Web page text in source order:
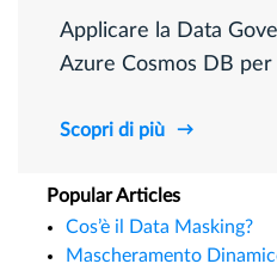
Applicare la Data
Azure Cosmos DB per
Scopri di più
Popular Articles
Cos’è il Data Masking?
Mascheramento